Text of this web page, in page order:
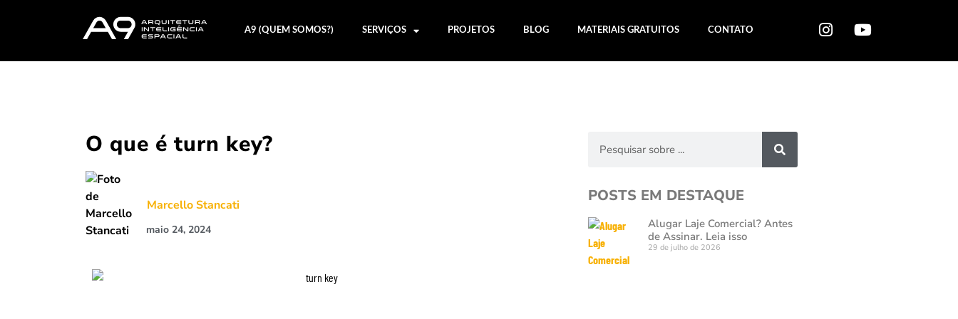
A9 (QUEM SOMOS?) SERVIÇOS PROJETOS BLOG MATERIAIS GRATUITOS CONTATO
O que é turn key?
Marcello Stancati
maio 24, 2024
POSTS EM DESTAQUE
Alugar Laje Comercial? Antes
de Assinar. Leia isso
29 de julho de 2026